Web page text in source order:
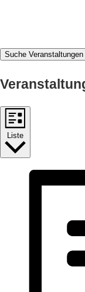
Suche Veranstaltungen
Liste